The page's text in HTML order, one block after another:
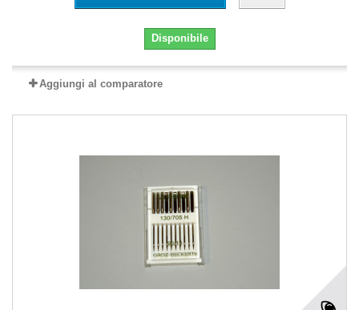
Disponibile
Aggiungi al comparatore